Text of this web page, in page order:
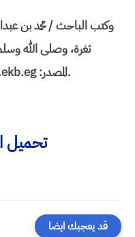
وكتب الباحث / محمد بن
ثغرة، وصلى الله
.المصدر: https://jfslt.journals.ekb.eg
تحميل
قد يعجبك ايضا